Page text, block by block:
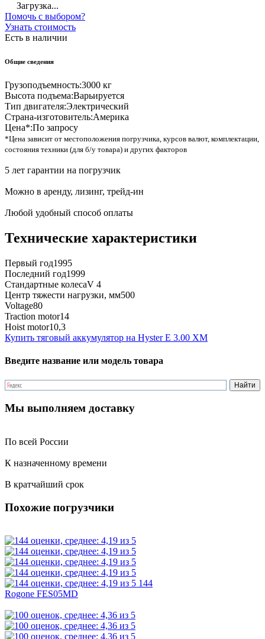
Загрузка...
Помочь с выбором?
Узнать стоимость
Есть в наличии
Общие сведения
Грузоподъемность:3000 кг
Высота подъема:Варьируется
Тип двигателя:Электрический
Страна-изготовитель:Америка
Цена*:По запросу
*Цена зависит от местоположения погрузчика, курсов валют, комплектации,
состояния техники (для б/у товара) и других факторов
5 лет гарантии на погрузчик
Можно в аренду, лизинг, трейд-ин
Любой удобный способ оплаты
Технические характеристики
Первый год1995
Последний год1999
Стандартные колесаV 4
Центр тяжести нагрузки, мм500
Voltage80
Traction motor14
Hoist motor10,3
Купить тяговый аккумулятор на Hyster E 3.00 XM
Введите название или модель товара
Мы выполняем доставку
По всей России
К назначенному времени
В кратчайший срок
Похожие погрузчики
144
Rogone FES05MD